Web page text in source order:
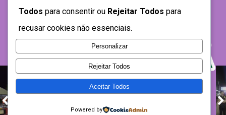
Todos para consentir ou Rejeitar Todos para
recusar cookies não essenciais.
Personalizar
Rejeitar Todos
Aceitar Todos
Powered by